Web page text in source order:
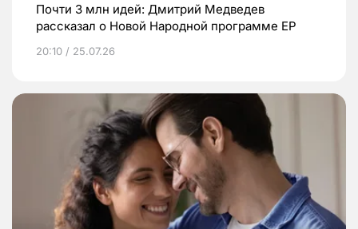
Почти 3 млн идей: Дмитрий Медведев
рассказал о Новой Народной программе ЕР
20:10 / 25.07.26